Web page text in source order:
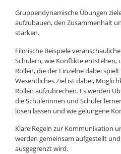
Gruppendynamische Übungen
aufzubauen, den Zusammenhalt
stärken.
Filmische Beispiele
Schülern, wie Konflikte entstehen,
Rollen, die der Einzelne dabei
Wesentliches Ziel ist dabei,
Rollen aufzubrechen. Es werden
die Schülerinnen und Schüler
lösen lassen und wie gelungene
Klare Regeln zur Kommunikation
werden gemeinsam aufgestellt
ausgegrenzt wird.